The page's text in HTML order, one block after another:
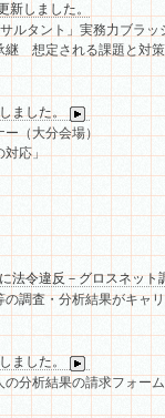
しました。
ルタント」実務力ブラッ
継 想定される課題と対
ました。
ー（大分会場）
対応」
法令違反－グロスネット
調査・分析結果がキャ
ました。
の分析結果の請求フォー